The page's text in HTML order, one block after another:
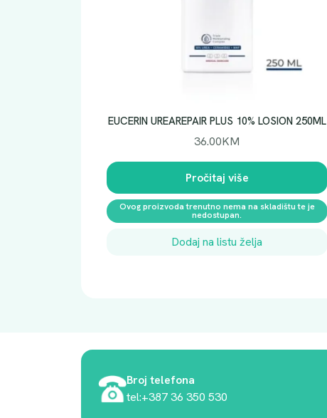
EUCERIN UREAREPAIR PLUS 10% LOSION 250ML
36.00KM
Pročitaj više
Ovog proizvoda trenutno nema na skladištu te je
nedostupan.
Dodaj na listu želja
Broj telefona
tel:+387 36 350 530